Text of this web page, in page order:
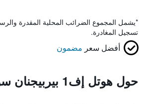
*يشمل المجموع الضرائب المحلية المقدرة
تسجيل المغادرة.
أفضل سعر مضمون
حول هوتل إف1 بيربيجنان سود